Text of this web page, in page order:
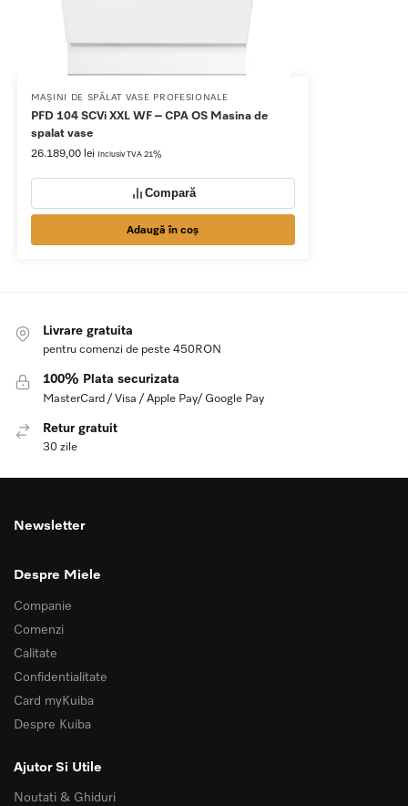
MAȘINI DE SPĂLAT VASE PROFESIONALE
PFD 104 SCVi XXL WF – CPA OS Masina de
spalat vase
26.189,00 lei Inclusiv TVA 21%
Compară
Adaugă în coș
Livrare gratuita
pentru comenzi de peste 450RON
100% Plata securizata
MasterCard / Visa / Apple Pay/ Google Pay
Retur gratuit
30 zile
Newsletter
Despre Miele
Companie
Comenzi
Calitate
Confidentialitate
Card myKuiba
Despre Kuiba
Ajutor Si Utile
Noutati & Ghiduri